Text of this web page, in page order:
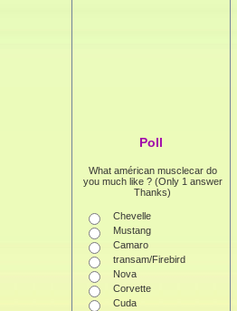
Poll
What américan musclecar do
you much like ? (Only 1 answer
Thanks)
Chevelle
Mustang
Camaro
transam/Firebird
Nova
Corvette
Cuda